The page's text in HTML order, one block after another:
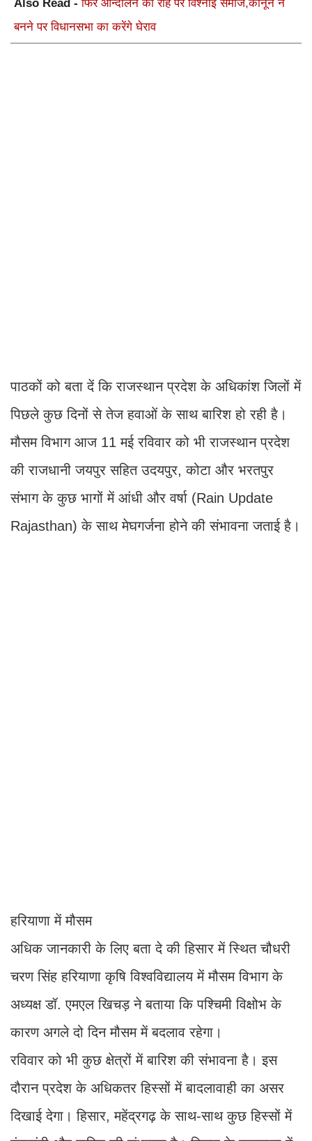
Also Read -फिर आन्दोलन की राह पर विश्नोई समाज,कानून न
बनने पर विधानसभा का करेंगे घेराव
पाठकों को बता दें कि राजस्थान प्रदेश के अधिकांश जिलों में
पिछले कुछ दिनों से तेज हवाओं के साथ बारिश हो रही है।
मौसम विभाग आज 11 मई रविवार को भी राजस्थान प्रदेश
की राजधानी जयपुर सहित उदयपुर, कोटा और भरतपुर
संभाग के कुछ भागों में आंधी और वर्षा (Rain Update
Rajasthan) के साथ मेघगर्जना होने की संभावना जताई है।
हरियाणा में मौसम
अधिक जानकारी के लिए बता दे की हिसार में ​स्थित चौधरी
चरण सिंह हरियाणा कृ​षि विश्वविद्यालय में मौसम विभाग के
अध्यक्ष डॉ. एमएल ​खिचड़ ने बताया कि प​श्चिमी विक्षोभ के
कारण अगले दो दिन मौसम में बदलाव रहेगा।
रविवार को भी कुछ क्षेत्रों में बारिश की संभावना है। इस
दौरान प्रदेश के अ​धिकतर हिस्सों में बादलावाही का असर
दिखाई देगा। हिसार, महेंद्रगढ़ के साथ-साथ कुछ हिस्सों में